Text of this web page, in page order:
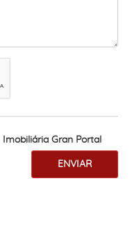
Imobiliária Gran Portal
ENVIAR